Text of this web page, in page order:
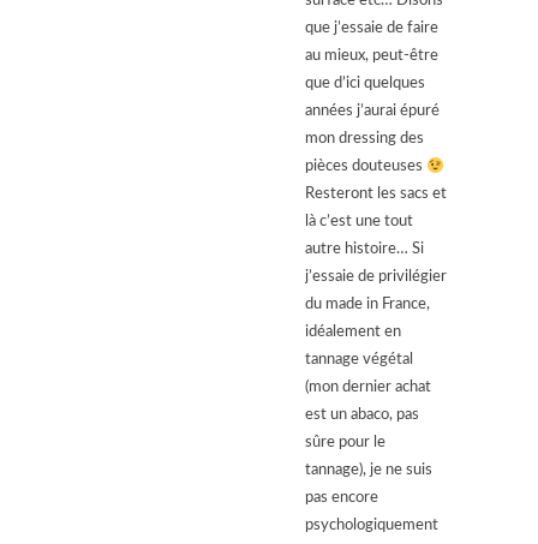
que j’essaie de faire
au mieux, peut-être
que d’ici quelques
années j’aurai épuré
mon dressing des
pièces douteuses
Resteront les sacs et
là c’est une tout
autre histoire… Si
j’essaie de privilégier
du made in France,
idéalement en
tannage végétal
(mon dernier achat
est un abaco, pas
sûre pour le
tannage), je ne suis
pas encore
psychologiquement